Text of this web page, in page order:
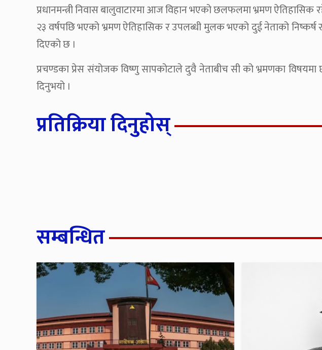
प्रधानमन्त्री निवास बालुवाटारमा आज विहान भएको छलफलमा भ्रमण ऐतिहासिक
२३ वर्षपछि भएको भ्रमण ऐतिहासिक र उपलब्धी मुलक भएको दुई नेताको
दिएको छ ।
प्रचण्डका प्रेस संयोजक विष्णु सापकोटाले दुवै नेताबीच सी को भ्रमणका
दिनुभयो ।
प्रतिक्रिया दिनुहोस्
सम्बन्धित